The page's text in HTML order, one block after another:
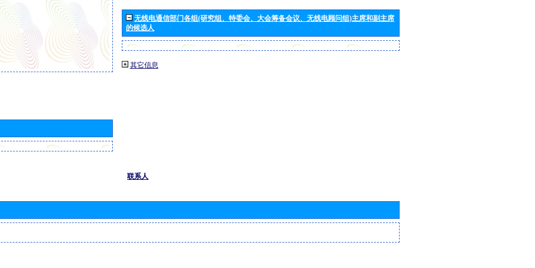
无线电通信部门各组(研究组、特委会、大会筹备会议、无线电顾问组)主席和副主席
的候选人
其它信息
联系人